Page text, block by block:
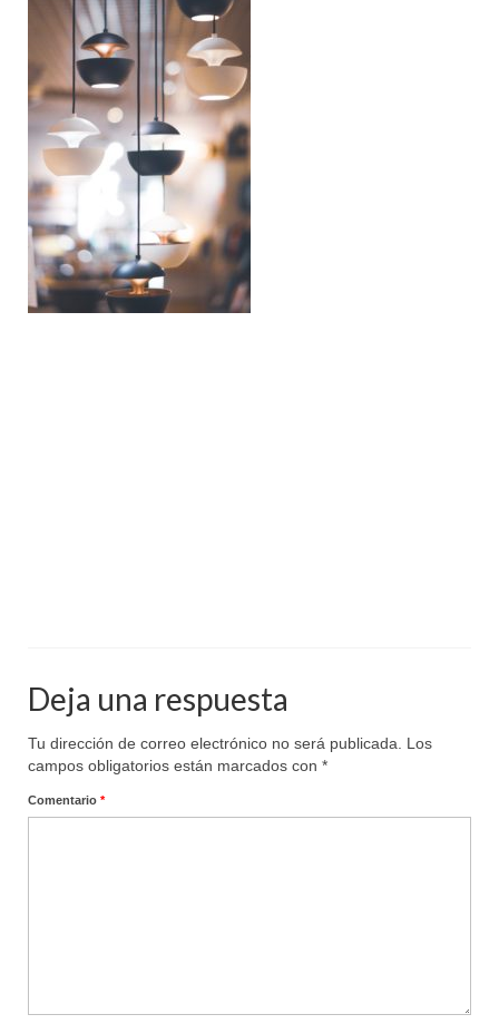
Carta de Presentación
Noticias
Deja una respuesta
Tu dirección de correo electrónico no será publicada.
Los
campos obligatorios están marcados con *
Comentario *